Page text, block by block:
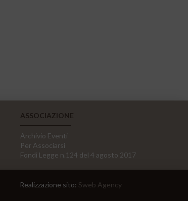
ASSOCIAZIONE
Archivio Eventi
Per Associarsi
Fondi Legge n.124 del 4 agosto 2017
Realizzazione sito: Sweb Agency